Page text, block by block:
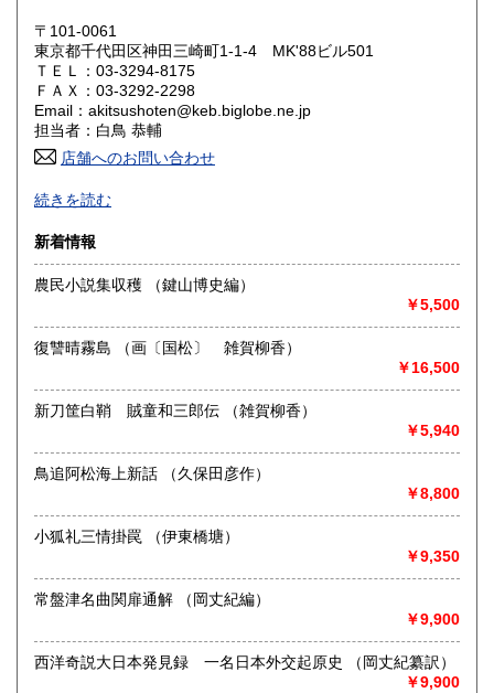
岡山県
山口県 1,012円
香川県 1,012円 愛媛県
高知県 1,012円
佐賀県
熊本県 1,254円 大分県 1,254円
1,254円
沖縄県 1,452円
〒101-0061
東京都千代田区神田三崎町1-1-4 MK'88ビル501
ＴＥＬ：03-3294-8175
ＦＡＸ：03-3292-2298
Email：akitsushoten@keb.biglobe.ne.jp
担当者：白鳥 恭輔
店舗へのお問い合わせ
幕末・明治・大正・昭和(〜昭20年,含外地満洲東亜)期の文学
を中心とした文献を取り扱っております。
通信販売を主としておりますので事務所のみです。
※8/13～16 休業します。
沿線名：都営新宿・三田線 営団半蔵門線 総武線・都営三
田線
最寄駅：神保町駅徒歩10分 水道橋徒歩3分
定休日：日・祝
-
取り扱い分野
哲学宗教、社会科学、美術工芸、国語国文、近代文献
続きを読む
新着情報
農民小説集収穫 （鍵山博史編）
￥5,500
復讐晴霧島 （画〔国松〕 雑賀柳香）
￥16,500
新刀筐白鞘 賊童和三郎伝 （雑賀柳香）
￥5,940
鳥追阿松海上新話 （久保田彦作）
￥8,800
小狐礼三情掛罠 （伊東橋塘）
￥9,350
常盤津名曲関扉通解 （岡丈紀編）
￥9,900
西洋奇説大日本発見録 一名日本外交起原史 （岡丈紀纂訳）
￥9,900